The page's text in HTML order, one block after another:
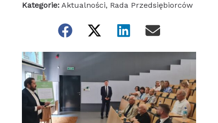
Kategorie: Aktualności, Rada Przedsiębiorców